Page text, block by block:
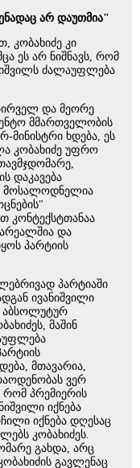
არ დაუთმია"
კობახიძე კი
ეს არ ნიშნავს, რომ
ძალაუფლება
პირველ და მეორე
მმართველობის
მინისტრი ხდება, ეს
კობახიძე უფრო
დაკავება
მოსალოდნელია
კონტექსტთანაა
არეალშია და
პარტიის
პარტიაში
ივანიშვილი
აბსოლუტურ
მაშინ
მთავარია,
ვერ
პრემიერის
იქნება
იქნება დღესაც
კობახიძეს.
გახდა, არც
გავლენაც